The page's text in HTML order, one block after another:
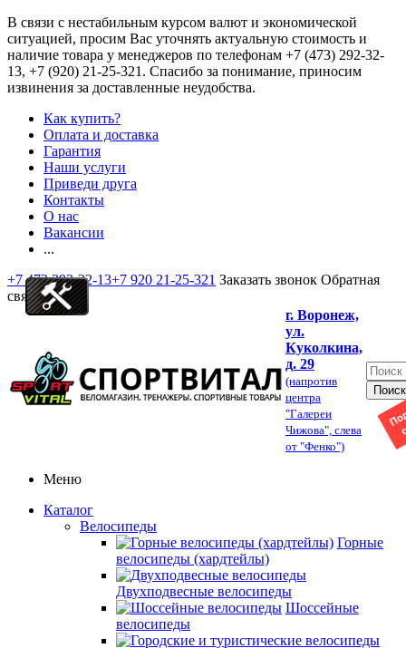
В связи с нестабильным курсом валют и экономической
ситуацией, просим Вас уточнять актуальную стоимость и
наличие товара у менеджеров по телефонам +7 (473) 292-32-
13, +7 (920) 21-25-321 . Спасибо за понимание, приносим
извинения за доставленные неудобства.
Как купить?
Оплата и доставка
Гарантия
Наши услуги
Приведи друга
Контакты
О нас
Вакансии
...
+7 473 292-32-13+7 920 21-25-321 Заказать звонок Обратная
связь
г. Воронеж,
ул.
Куколкина,
д. 29
(напротив
центра
"Галереи
Чижова", слева
от "Фенко")
Меню
Каталог
Велосипеды
Горные
велосипеды (хардтейлы)
Двухподвесные велосипеды
Шоссейные
велосипеды